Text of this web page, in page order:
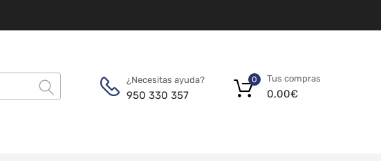
¿Necesitas ayuda?
950 330 357
Tus compras
0,00€
0